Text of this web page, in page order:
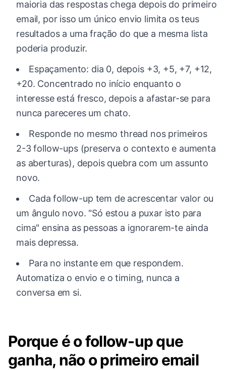
maioria das respostas chega depois do primeiro
email, por isso um único envio limita os teus
resultados a uma fração do que a mesma lista
poderia produzir.
Espaçamento: dia 0, depois +3, +5, +7, +12,
+20. Concentrado no início enquanto o
interesse está fresco, depois a afastar-se para
nunca pareceres um chato.
Responde no mesmo thread nos primeiros
2-3 follow-ups (preserva o contexto e aumenta
as aberturas), depois quebra com um assunto
novo.
Cada follow-up tem de acrescentar valor ou
um ângulo novo. "Só estou a puxar isto para
cima" ensina as pessoas a ignorarem-te ainda
mais depressa.
Para no instante em que respondem.
Automatiza o envio e o timing, nunca a
conversa em si.
Porque é o follow-up que
ganha, não o primeiro email